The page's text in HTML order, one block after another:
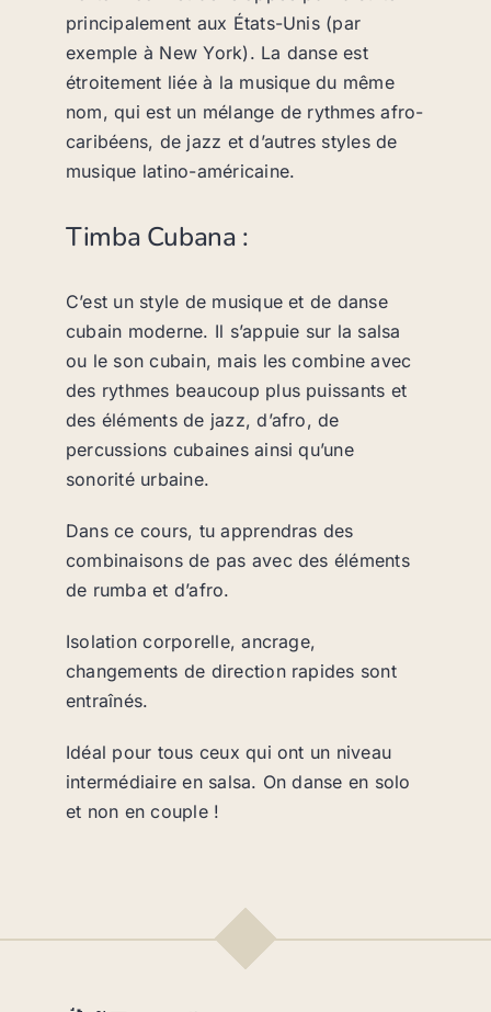
principalement aux États-Unis (par
exemple à New York). La danse est
étroitement liée à la musique du même
nom, qui est un mélange de rythmes afro-
caribéens, de jazz et d’autres styles de
musique latino-américaine.
Timba Cubana :
C’est un style de musique et de danse
cubain moderne. Il s’appuie sur la salsa
ou le son cubain, mais les combine avec
des rythmes beaucoup plus puissants et
des éléments de jazz, d’afro, de
percussions cubaines ainsi qu’une
sonorité urbaine.
Dans ce cours, tu apprendras des
combinaisons de pas avec des éléments
de rumba et d’afro.
Isolation corporelle, ancrage,
changements de direction rapides sont
entraînés.
Idéal pour tous ceux qui ont un niveau
intermédiaire en salsa. On danse en solo
et non en couple !